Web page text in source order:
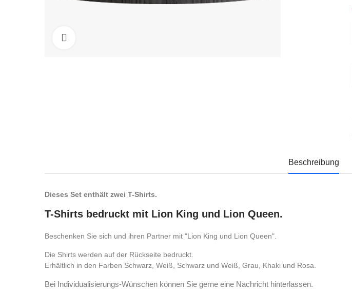
Beschreibung
Dieses Set enthält zwei T-Shirts.
T-Shirts bedruckt mit Lion King und Lion Queen.
Beschenken Sie sich und ihren Partner mit "Lion King und Lion Queen".
Die Shirts werden auf der Rückseite bedruckt.
Erhältlich in den Farben Schwarz, Weiß, Schwarz und Weiß, Grau, Khaki und Rosa.
Bei Individualisierungs-Wünschen können Sie gerne eine Nachricht hinterlassen.